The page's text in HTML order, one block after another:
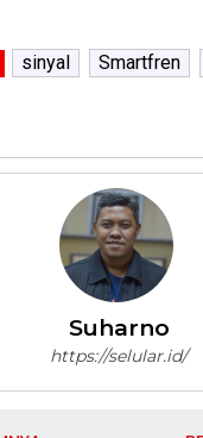
sinyal Smartfren
Suharno
https://selular.id/